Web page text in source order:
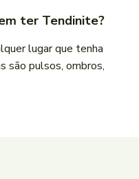
ter Tendinite?
lugar que tenha
são pulsos, ombros,